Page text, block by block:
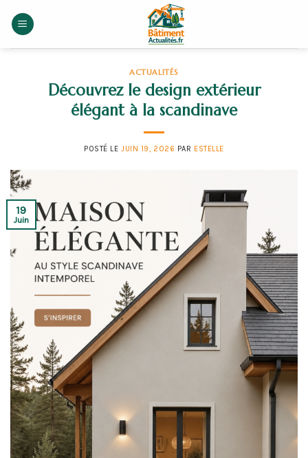
ACTUALITÉS
Découvrez le design extérieur
élégant à la scandinave
POSTÉ LEJUIN 19, 2026 PAR ESTELLE
19
Juin